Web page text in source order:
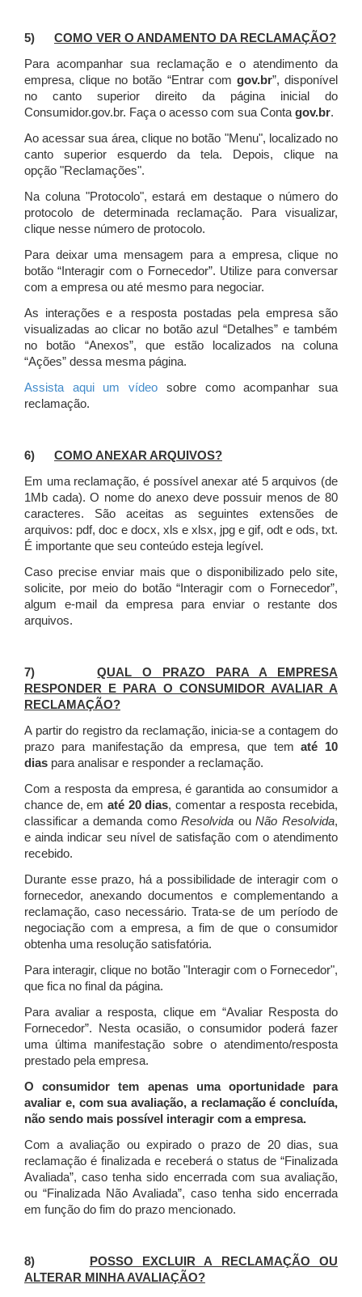
5) COMO VER O ANDAMENTO DA RECLAMAÇÃO?
Para acompanhar sua reclamação e o atendimento da
empresa, clique no botão “Entrar com gov.br”, disponível
no canto superior direito da página inicial do
Consumidor.gov.br. Faça o acesso com sua Contagov.br.
Ao acessar sua área, clique no botão "Menu", localizado no
canto superior esquerdo da tela. Depois, clique na
opção "Reclamações".
Na coluna "Protocolo", estará em destaque o número do
protocolo de determinada reclamação. Para visualizar,
clique nesse número de protocolo.
Para deixar uma mensagem para a empresa, clique no
botão “Interagir com o Fornecedor”. Utilize para conversar
com a empresa ou até mesmo para negociar.
As interações e a resposta postadas pela empresa são
visualizadas ao clicar no botão azul “Detalhes” e também
no botão “Anexos”, que estão localizados na coluna
“Ações” dessa mesma página.
Assista aqui um vídeo sobre como acompanhar sua
reclamação.
6) COMO ANEXAR ARQUIVOS?
Em uma reclamação, é possível anexar até 5 arquivos (de
1Mb cada). O nome do anexo deve possuir menos de 80
caracteres. São aceitas as seguintes extensões de
arquivos: pdf, doc e docx, xls e xlsx, jpg e gif, odt e ods, txt.
É importante que seu conteúdo esteja legível.
Caso precise enviar mais que o disponibilizado pelo site,
solicite, por meio do botão “Interagir com o Fornecedor”,
algum e-mail da empresa para enviar o restante dos
arquivos.
7)QUAL O PRAZO PARA A EMPRESA
RESPONDER E PARA O CONSUMIDOR AVALIAR A
RECLAMAÇÃO?
A partir do registro da reclamação, inicia-se a contagem do
prazo para manifestação da empresa, que tematé 10
dias para analisar e responder a reclamação.
Com a resposta da empresa, é garantida ao consumidor a
chance de, em até 20 dias, comentar a resposta recebida,
classificar a demanda comoResolvida ouNão Resolvida,
e ainda indicar seu nível de satisfação com o atendimento
recebido.
Durante esse prazo, há a possibilidade de interagir com o
fornecedor, anexando documentos e complementando a
reclamação, caso necessário.Trata-se de um período de
negociação com a empresa, a fim de que o consumidor
obtenha uma resolução satisfatória.
Para interagir, clique no botão "Interagir com o Fornecedor",
que fica no final da página.
Para avaliar a resposta, clique em “Avaliar Resposta do
Fornecedor”. Nesta ocasião, o consumidor poderá fazer
uma última manifestação sobre o atendimento/resposta
prestado pela empresa.
O consumidor tem apenas uma oportunidade para
avaliar e, com sua avaliação, a reclamação é concluída,
não sendo mais possível interagir com a empresa.
Com a avaliação ou expirado o prazo de 20 dias, sua
reclamação é finalizada e receberá o status de “Finalizada
Avaliada”, caso tenha sido encerrada com sua avaliação,
ou “Finalizada Não Avaliada”, caso tenha sido encerrada
em função do fim do prazo mencionado.
8)
POSSO EXCLUIR A RECLAMAÇÃO OU
ALTERAR MINHA AVALIAÇÃO?